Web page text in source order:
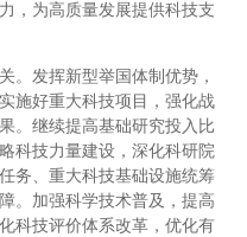
，为高质量发展提供科技支
。发挥新型举国体制优势，
施好重大科技项目，强化战
。继续提高基础研究投入比
科技力量建设，深化科研院
务、重大科技基础设施统筹
。加强科学技术普及，提高
科技评价体系改革，优化有